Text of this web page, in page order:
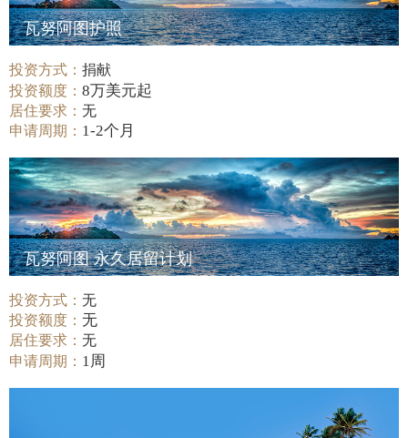
瓦努阿图护照
投资方式：捐献
投资额度：8万美元起
居住要求：无
申请周期： 1-2个月
瓦努阿图 永久居留计划
投资方式：无
投资额度：无
居住要求：无
申请周期： 1周